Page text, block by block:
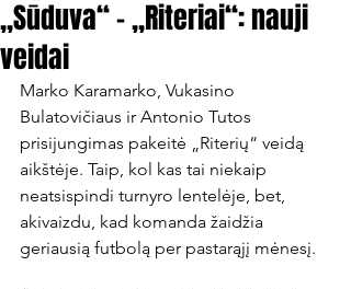
„Sūduva“ – „Riteriai“: nauji
veidai
Marko Karamarko, Vukasino
Bulatovičiaus ir Antonio Tutos
prisijungimas pakeitė „Riterių“ veidą
aikštėje. Taip, kol kas tai niekaip
neatsispindi turnyro lentelėje, bet,
akivaizdu, kad komanda žaidžia
geriausią futbolą per pastarąjį mėnesį.